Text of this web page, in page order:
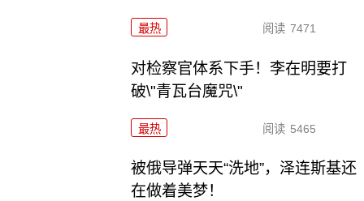
最热 阅读 7471
对检察官体系下手！李在明要打
破\"青瓦台魔咒\"
最热 阅读 5465
被俄导弹天天“洗地”，泽连斯基还
在做着美梦！